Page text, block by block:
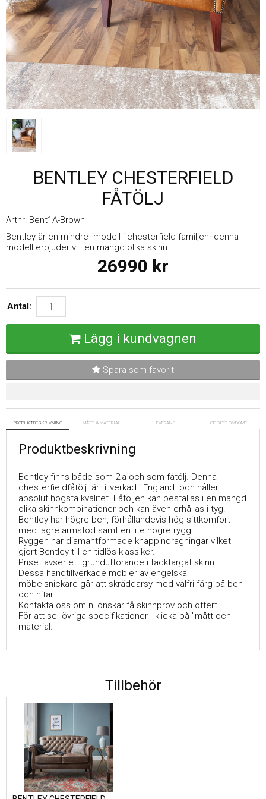
BENTLEY CHESTERFIELD
FÅTÖLJ
Artnr: Bent1A-Brown
Bentley är en mindre modell i chesterfield familjen- denna
modell erbjuder vi i en mängd olika skinn.
26990 kr
Antal:
Lägg i kundvagnen
Spara som favorit
PRODUKTBESKRIVNING MÅTT & MATERIAL LEVERANS GE DITT OMDÖME
Produktbeskrivning
Bentley finns både som 2:a och som fåtölj. Denna
chesterfieldfåtölj är tillverkad i England och håller
absolut högsta kvalitet. Fåtöljen kan beställas i en mängd
olika skinnkombinationer och kan även erhållas i tyg.
Bentley har högre ben, förhållandevis hög sittkomfort
med lägre armstöd samt en lite högre rygg.
Ryggen har diamantformade knappindragningar vilket
gjort Bentley till en tidlös klassiker.
Priset avser ett grundutförande i täckfärgat skinn.
Dessa handtillverkade möbler av engelska
möbelsnickare går att skräddarsy med valfri färg på ben
och nitar.
Kontakta oss om ni önskar få skinnprov och offert.
För att se övriga specifikationer - klicka på "mått och
material.
Tillbehör